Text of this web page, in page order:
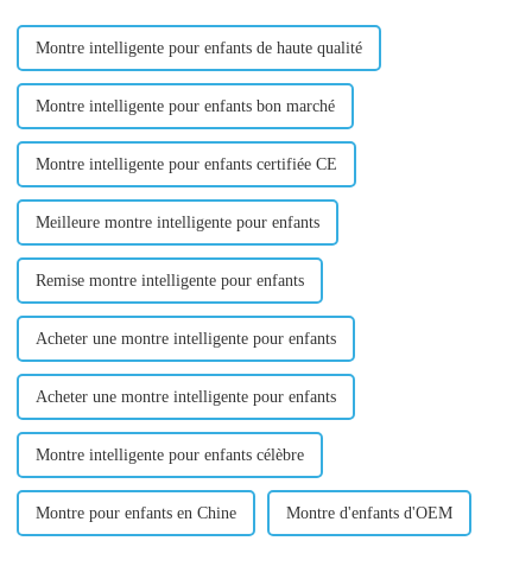
Montre intelligente pour enfants de haute qualité
Montre intelligente pour enfants bon marché
Montre intelligente pour enfants certifiée CE
Meilleure montre intelligente pour enfants
Remise montre intelligente pour enfants
Acheter une montre intelligente pour enfants
Acheter une montre intelligente pour enfants
Montre intelligente pour enfants célèbre
Montre pour enfants en Chine Montre d'enfants d'OEM